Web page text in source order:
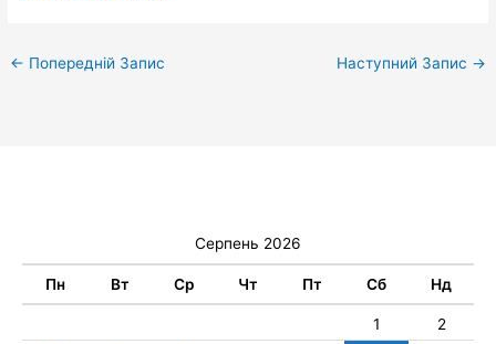
← Попередній Запис Наступний Запис →
Серпень 2026
Пн Вт Ср Чт Пт Сб Нд
1
2